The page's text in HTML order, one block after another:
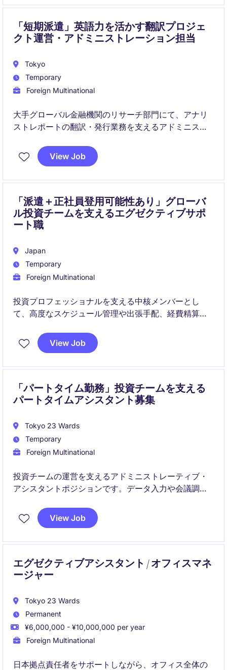
「短期派遣」英語力を活かす翻訳プロジェ
クト運営・アドミニストレーション担当
Tokyo
Temporary
Foreign Multinational
大手グローバル金融機関のリサーチ部門にて、アナリ
ストレポートの翻訳・発行業務を支えるアドミニスト
約・請求対応、システムサポートなどを担当し、レポ
ート制作プロセスの円滑な運営に貢献いただきます。
View Job
「派遣＋正社員登用可能性あり」グローバ
ル投資チームを支えるエグゼクティブサポ
ート職
Japan
Temporary
Foreign Multinational
投資プロフェッショナルを支える中核メンバーとし
て、高度なスケジュール管理や出張手配、経費精算な
行動と調整力を活かし、グローバルな投資チームの生
産性向上に貢献できるポジションです。
View Job
「パートタイム勤務」投資チームを支える
パートタイムアシスタント募集
Tokyo 23 Wards
Temporary
Foreign Multinational
投資チームの運営を支えるアドミニストレーティブ・
アシスタントポジションです。データ入力や会議調整
を積むことができます。
View Job
エグゼクティブアシスタント / オフィスマネ
ージャー
Tokyo 23 Wards
Permanent
¥6,000,000 - ¥10,000,000 per year
Foreign Multinational
日本拠点責任者をサポートしながら、オフィス全体の